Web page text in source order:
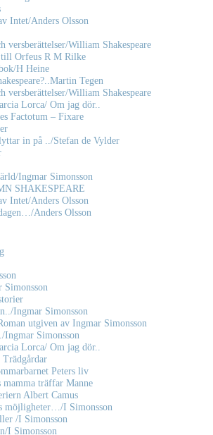
Intet/Anders Olsson
versberättelser/William Shakespeare
till Orfeus R M Rilke
H Heine
Tegen
versberättelser/William Shakespeare
Lorca/ Om jag dör..
Factotum – Fixare
in på ../Stefan de Vylder
Ingmar Simonsson
SHAKESPEARE
Intet/Anders Olsson
Anders Olsson
Simonsson
Ingmar Simonsson
utgiven av Ingmar Simonsson
Ingmar Simonsson
Lorca/ Om jag dör..
Peters liv
mamma träffar Manne
Albert Camus
möjligheter…/I Simonsson
/I Simonsson
I Simonsson